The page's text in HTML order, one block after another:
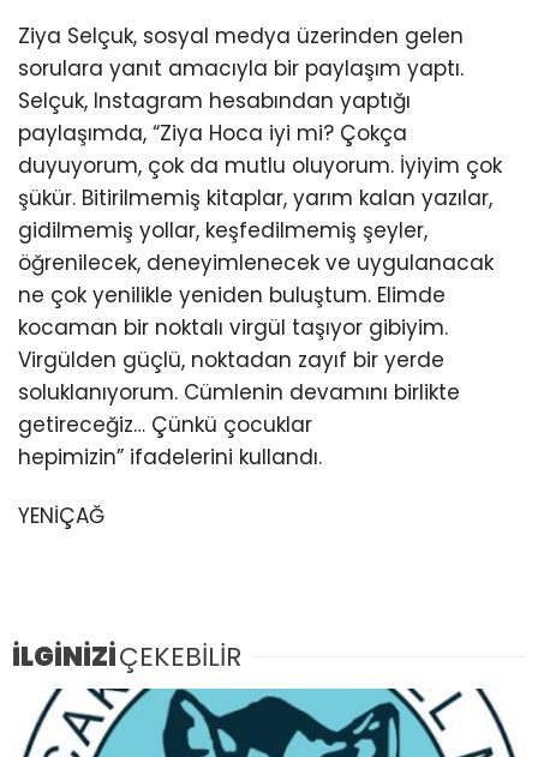
Ziya Selçuk, sosyal medya üzerinden gelen
sorulara yanıt amacıyla bir paylaşım yaptı.
Selçuk, Instagram hesabından yaptığı
paylaşımda, “Ziya Hoca iyi mi? Çokça
duyuyorum, çok da mutlu oluyorum. İyiyim çok
şükür. Bitirilmemiş kitaplar, yarım kalan yazılar,
gidilmemiş yollar, keşfedilmemiş şeyler,
öğrenilecek, deneyimlenecek ve uygulanacak
ne çok yenilikle yeniden buluştum. Elimde
kocaman bir noktalı virgül taşıyor gibiyim.
Virgülden güçlü, noktadan zayıf bir yerde
soluklanıyorum. Cümlenin devamını birlikte
getireceğiz… Çünkü çocuklar
hepimizin” ifadelerini kullandı.
YENİÇAĞ
İLGİNİZİÇEKEBİLİR